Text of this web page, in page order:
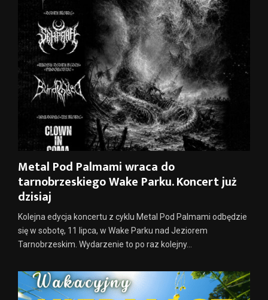
Metal Pod Palmami wraca do
tarnobrzeskiego Wake Parku. Koncert już
dzisiaj
Kolejna edycja koncertu z cyklu Metal Pod Palmami odbędzie
się w sobotę, 11 lipca, w Wake Parku nad Jeziorem
Tarnobrzeskim. Wydarzenie to po raz kolejny...